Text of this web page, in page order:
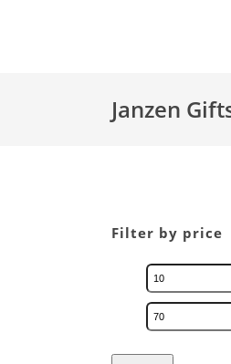
Janzen
Filter by price